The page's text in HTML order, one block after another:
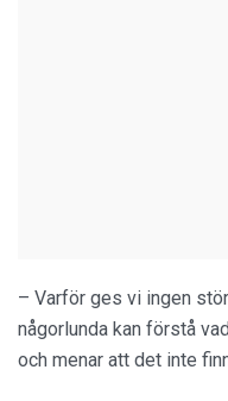
– Varför ges vi ingen
någorlunda kan förstå
och menar att det inte